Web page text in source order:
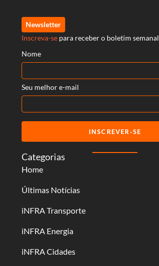
Categorias
Home
Últimas Notícias
iNFRA Transporte
iNFRA Energia
iNFRA Cidades
Newsletter
Inscreva-se para receber o boletim semanal
Nome
Seu melhor e-mail
INSCREVER-SE